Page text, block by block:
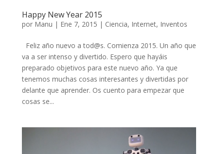
Happy New Year 2015
por Manu | Ene 7, 2015 | Ciencia, Internet, Inventos
Feliz año nuevo a tod@s. Comienza 2015. Un año que
va a ser intenso y divertido. Espero que hayáis
preparado objetivos para este nuevo año. Ya que
tenemos muchas cosas interesantes y divertidas por
delante que aprender. Os cuento para empezar que
cosas se...